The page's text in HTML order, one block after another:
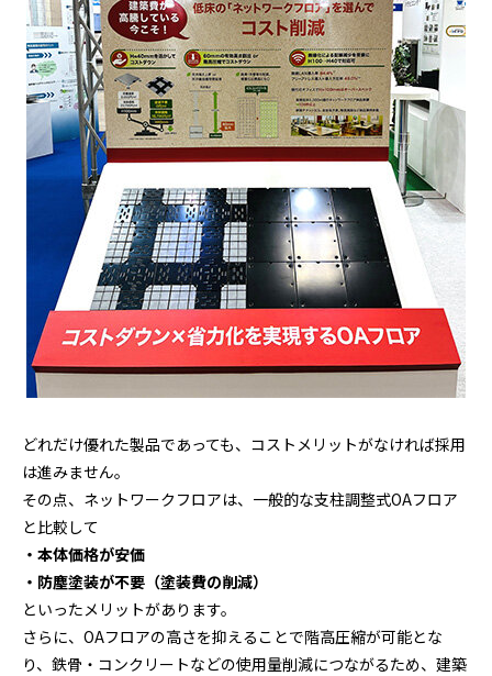
どれだけ優れた製品であっても、コストメリットがなければ採用
は進みません。
その点、ネットワークフロアは、一般的な支柱調整式OAフロア
と比較して
・本体価格が安価
・防塵塗装が不要（塗装費の削減）
といったメリットがあります。
さらに、OAフロアの高さを抑えることで階高圧縮が可能とな
り、鉄骨・コンクリートなどの使用量削減につながるため、建築